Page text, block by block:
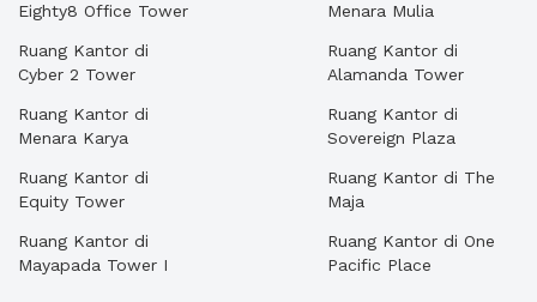
Eighty8 Office Tower
Ruang Kantor di
Cyber 2 Tower
Ruang Kantor di
Menara Karya
Ruang Kantor di
Equity Tower
Ruang Kantor di
Mayapada Tower I
Menara Mulia
Ruang Kantor di
Alamanda Tower
Ruang Kantor di
Sovereign Plaza
Ruang Kantor di The
Maja
Ruang Kantor di One
Pacific Place